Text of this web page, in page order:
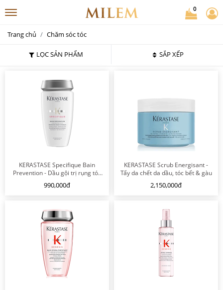
Trang chủ Chăm sóc tóc
LỌC SẢN PHẨM SẮP XẾP
KERASTASE Specifique Bain
Prevention - Dầu gội trị rụng tóc
dành cho da đầu nhạy cảm
990,000đ
KERASTASE Scrub Energisant -
Tẩy da chết da dầu, tóc bết & gàu
2,150,000đ
0